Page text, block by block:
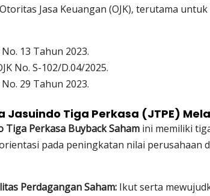
Jasa Keuangan (OJK), terutama
13 Tahun 2023.
No. S-102/D.04/2025.
29 Tahun 2023.
Jasuindo Tiga Perkasa (JTPE)
Tiga Perkasa Buyback Saham ini memiliki
pada peningkatan nilai perusahaan
Perdagangan Saham: Ikut serta